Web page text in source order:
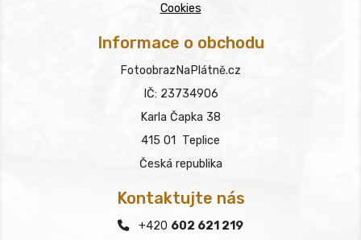
Kontaktujte nás
+420 602 621 219
Cookies
Informace o obchodu
FotoobrazNaPlátně.cz
IČ: 23734906
Karla Čapka 38
415 01 Teplice
Česká republika